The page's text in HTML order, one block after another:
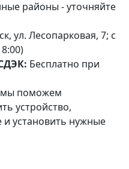
районы - уточняйте
ул. Лесопарковая, 7; с
Бесплатно при
мы поможем
устройство,
установить нужные